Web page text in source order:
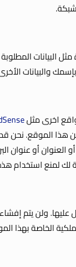
البيانات
والبيانات
اخرى مثل
هذا الموقع.
أو عنوان
لك لمنع استخدام
ولن يتم
الخاصة بهذا